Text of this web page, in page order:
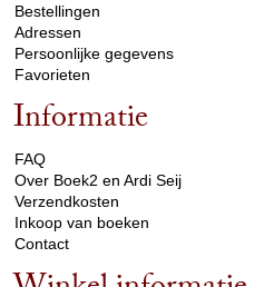
Bestellingen
Adressen
Persoonlijke gegevens
Favorieten
Informatie
FAQ
Over Boek2 en Ardi Seij
Verzendkosten
Inkoop van boeken
Contact